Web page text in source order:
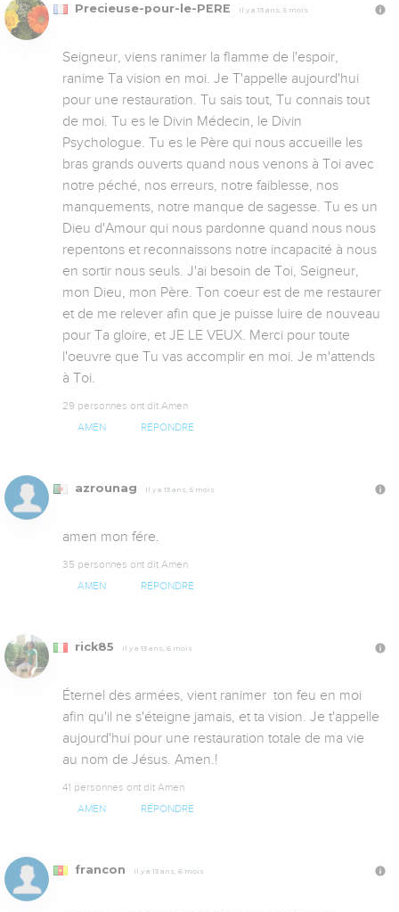
Precieuse-pour-le-PERE Il y a 13 ans, 5 mois
Seigneur, viens ranimer la flamme de l'espoir,
ranime Ta vision en moi. Je T'appelle aujourd'hui
pour une restauration. Tu sais tout, Tu connais tout
de moi. Tu es le Divin Médecin, le Divin
Psychologue. Tu es le Père qui nous accueille les
bras grands ouverts quand nous venons à Toi avec
notre péché, nos erreurs, notre faiblesse, nos
manquements, notre manque de sagesse. Tu es un
Dieu d'Amour qui nous pardonne quand nous nous
repentons et reconnaissons notre incapacité à nous
en sortir nous seuls. J'ai besoin de Toi, Seigneur,
mon Dieu, mon Père. Ton coeur est de me restaurer
et de me relever afin que je puisse luire de nouveau
pour Ta gloire, et JE LE VEUX. Merci pour toute
l'oeuvre que Tu vas accomplir en moi. Je m'attends
à Toi.
29 personnes ont dit Amen
AMEN RÉPONDRE
azrounag Il y a 13 ans, 5 mois
amen mon fére.
35 personnes ont dit Amen
AMEN RÉPONDRE
rick85 Il y a 13 ans, 6 mois
Éternel des armées, vient ranimer  ton feu en moi
afin qu'il ne s'éteigne jamais, et ta vision. Je t'appelle
aujourd'hui pour une restauration totale de ma vie
au nom de Jésus. Amen.!
41 personnes ont dit Amen
AMEN RÉPONDRE
francon Il y a 13 ans, 6 mois